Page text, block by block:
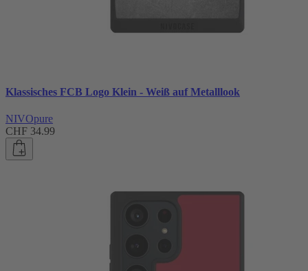
Klassisches FCB Logo Klein - Weiß auf Metalllook
NIVOpure
CHF 34.99